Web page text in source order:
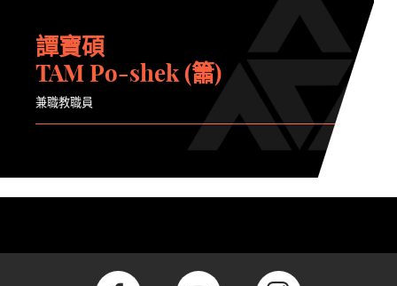
譚寶碩
TAM Po-shek (簫)
兼職教職員